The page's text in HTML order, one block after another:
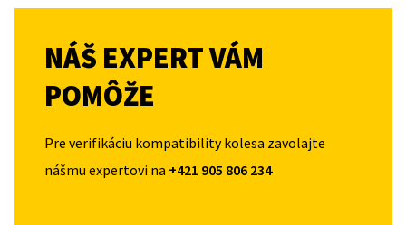
NÁŠ EXPERT VÁM
POMÔŽE
Pre verifikáciu kompatibility kolesa zavolajte
nášmu expertovi na +421 905 806 234